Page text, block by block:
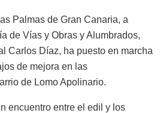
Palmas de Gran Canaria, a
de Vías y Obras y Alumbrados,
Carlos Díaz, ha puesto en marcha
de mejora en las
de Lomo Apolinario.
encuentro entre el edil y los